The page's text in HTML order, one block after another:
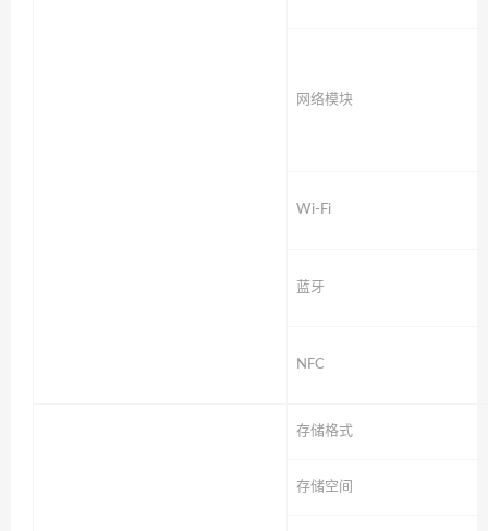
网络模块
Wi-Fi
蓝牙
NFC
存储格式
存储空间